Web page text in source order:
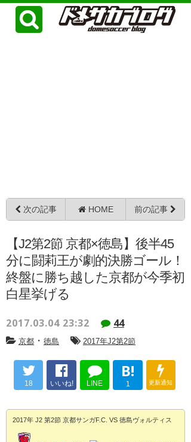
次の記事 HOME 前の記事
【J2第2節 京都×徳島】後半45
分に闘莉王が劇的決勝ゴール！
終盤に勝ち越した京都が今季初
白星挙げる
2017.03.04 23:32 44
京都 ・ 徳島 2017年J2第2節
18 いいね! LINE
B!
1 更新通知
2017年 J2 第2節 京都サンガF.C. VS 徳島ヴォルティス